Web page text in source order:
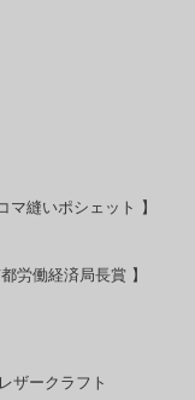
縫いポシェット 】
経済局長賞 】
ザークラフト